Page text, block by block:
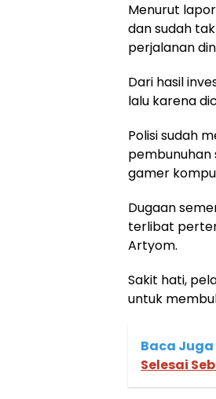
Menurut
dan sudah
perjalanan
Dari hasil
lalu karena
Polisi sudah
pembunuhan
gamer
Dugaan
terlibat
Artyom.
Sakit hati,
untuk
Baca Juga
Selesai